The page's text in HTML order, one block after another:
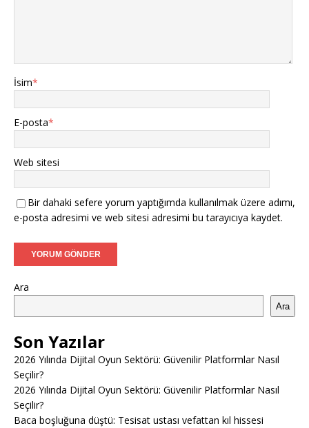
İsim*
E-posta*
Web sitesi
Bir dahaki sefere yorum yaptığımda kullanılmak üzere adımı,
e-posta adresimi ve web sitesi adresimi bu tarayıcıya kaydet.
Ara
Ara
Son Yazılar
2026 Yılında Dijital Oyun Sektörü: Güvenilir Platformlar Nasıl
Seçilir?
2026 Yılında Dijital Oyun Sektörü: Güvenilir Platformlar Nasıl
Seçilir?
Baca boşluğuna düştü: Tesisat ustası vefattan kıl hissesi